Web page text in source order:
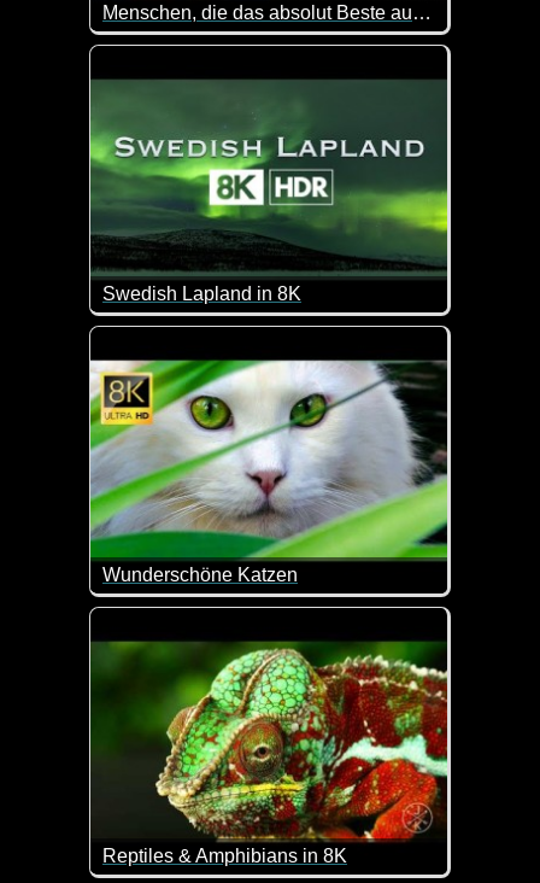
Menschen, die das absolut Beste aus einem Foto mit einer Statue gemacht haben
Das sind doch wirklich coole Bilder.
Swedish Lapland in 8K
Im nördlichsten Teil Schweden befindet sich
Wunderschöne Katzen
Zum internationalen Katzentag passt dieses
Reptiles & Amphibians in 8K